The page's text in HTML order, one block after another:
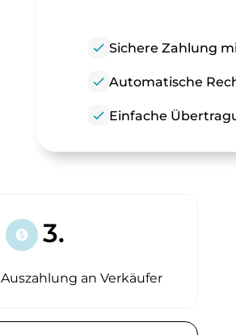
check Sichere Zahlung
check Automatische
check Einfache
paid 3.
Auszahlung an Verkäufer